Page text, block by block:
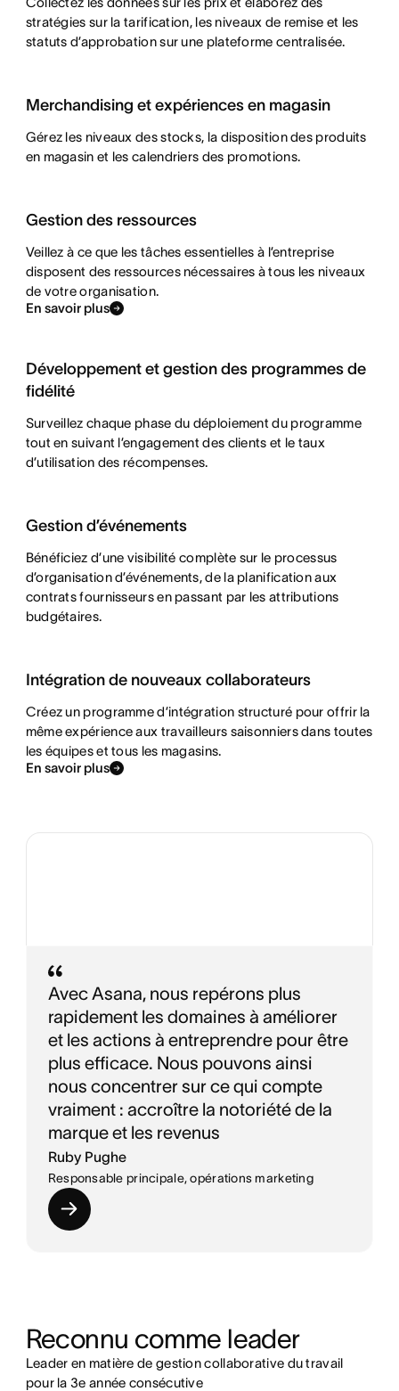
stratégies sur la tarification, les niveaux de remise et les
statuts d’approbation sur une plateforme centralisée.
Merchandising et expériences en magasin
Gérez les niveaux des stocks, la disposition des produits
en magasin et les calendriers des promotions.
Gestion des ressources
Veillez à ce que les tâches essentielles à l’entreprise
disposent des ressources nécessaires à tous les niveaux
de votre organisation.
En savoir plus
Développement et gestion des programmes de
fidélité
Surveillez chaque phase du déploiement du programme
tout en suivant l’engagement des clients et le taux
d’utilisation des récompenses.
Gestion d’événements
Bénéficiez d’une visibilité complète sur le processus
d’organisation d’événements, de la planification aux
contrats fournisseurs en passant par les attributions
budgétaires.
Intégration de nouveaux collaborateurs
Créez un programme d’intégration structuré pour offrir la
même expérience aux travailleurs saisonniers dans toutes
les équipes et tous les magasins.
En savoir plus
Avec Asana, nous repérons plus
rapidement les domaines à améliorer
et les actions à entreprendre pour être
plus efficace. Nous pouvons ainsi
nous concentrer sur ce qui compte
vraiment : accroître la notoriété de la
marque et les revenus
Ruby Pughe
Responsable principale, opérations marketing
Reconnu comme leader
Leader en matière de gestion collaborative du travail
pour la 3e année consécutive